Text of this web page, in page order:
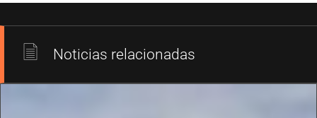
Noticias relacionadas